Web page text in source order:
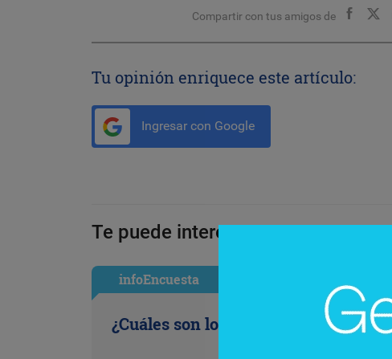
Compartir con tus amigos de
Tu opinión enriquece este artículo:
Ingresar con Google
Te puede interesar:
infoEncuesta
¿Cuáles son los antojos de la oficina?